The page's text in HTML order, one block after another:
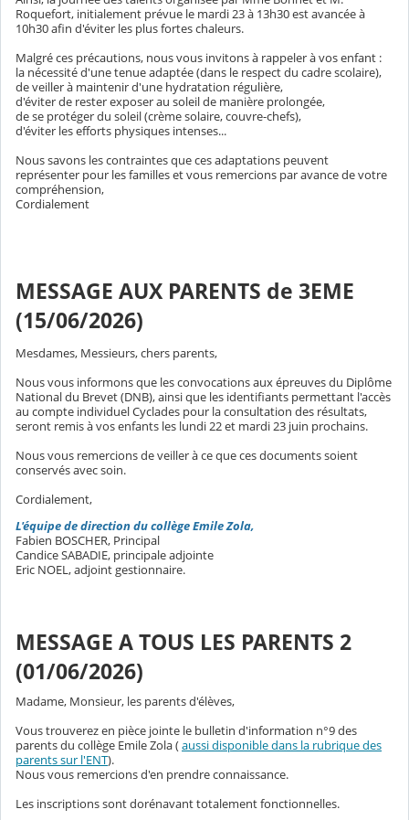
Roquefort, initialement prévue le mardi 23 à 13h30 est avancée à
10h30 afin d'éviter les plus fortes chaleurs.
Malgré ces précautions, nous vous invitons à rappeler à vos enfant :
la nécessité d'une tenue adaptée (dans le respect du cadre scolaire),
de veiller à maintenir d'une hydratation régulière,
d'éviter de rester exposer au soleil de manière prolongée,
de se protéger du soleil (crème solaire, couvre-chefs),
d'éviter les efforts physiques intenses...
Nous savons les contraintes que ces adaptations peuvent
représenter pour les familles et vous remercions par avance de votre
compréhension,
Cordialement
MESSAGE AUX PARENTS de 3EME
(15/06/2026)
Mesdames, Messieurs, chers parents,
Nous vous informons que les convocations aux épreuves du Diplôme
National du Brevet (DNB), ainsi que les identifiants permettant l'accès
au compte individuel Cyclades pour la consultation des résultats,
seront remis à vos enfants les lundi 22 et mardi 23 juin prochains.
Nous vous remercions de veiller à ce que ces documents soient
conservés avec soin.
Cordialement,
L'équipe de direction du collège Emile Zola,
Fabien BOSCHER, Principal
Candice SABADIE, principale adjointe
Eric NOEL, adjoint gestionnaire.
MESSAGE A TOUS LES PARENTS 2
(01/06/2026)
Madame, Monsieur, les parents d'élèves,
Vous trouverez en pièce jointe le bulletin d'information n°9 des
parents du collège Emile Zola (aussi disponible dans la rubrique des
parents sur l'ENT).
Nous vous remercions d'en prendre connaissance.
Les inscriptions sont dorénavant totalement fonctionnelles.